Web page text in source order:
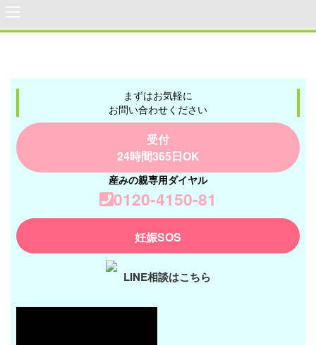
まずはお気軽に
お問い合わせください
受付
24時間365日OK
産みの親専用ダイヤル
0120-4150-81
妊娠SOS
LINE相談はこちら